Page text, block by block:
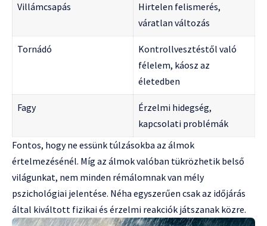
Villámcsapás
Hirtelen felismerés,
váratlan változás
Tornádó
Kontrollvesztéstől való
félelem, káosz az
életedben
Fagy
Érzelmi hidegség,
kapcsolati problémák
Fontos, hogy ne essünk túlzásokba az álmok
értelmezésénél. Míg az álmok valóban tükrözhetik belső
világunkat, nem minden rémálomnak van mély
pszichológiai jelentése. Néha egyszerűen csak az időjárás
által kiváltott fizikai és érzelmi reakciók játszanak közre.